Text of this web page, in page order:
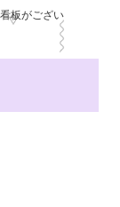
板がござい